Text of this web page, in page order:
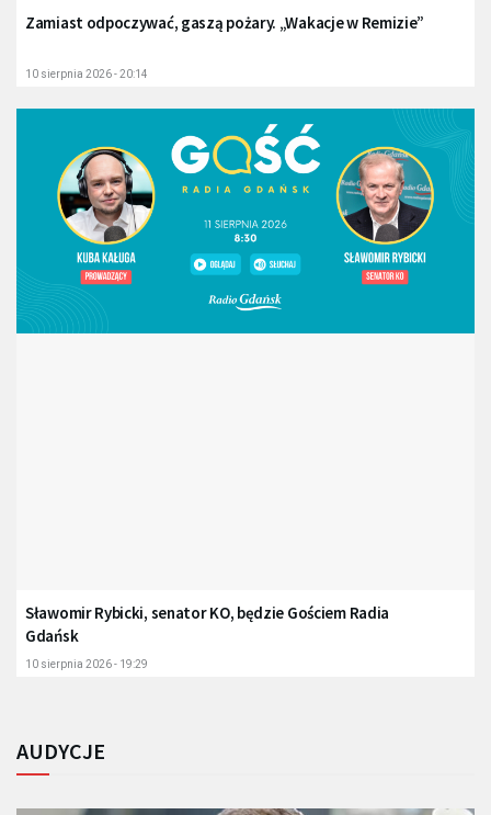
Zamiast odpoczywać, gaszą pożary. „Wakacje w Remizie”
10 sierpnia 2026 - 20:14
Sławomir Rybicki, senator KO, będzie Gościem Radia
Gdańsk
10 sierpnia 2026 - 19:29
AUDYCJE